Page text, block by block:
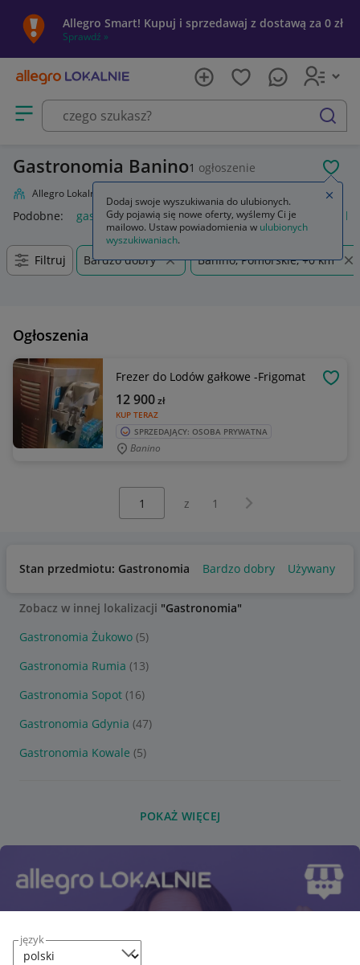
język
Allegro Smart! Kupuj i sprzedawaj z dostawą za 0 zł
Sprawdź »
Otwórz menu z kategoriami
szukaj
Gastronomia Banino1 ogłoszenie
Allegro Lokalnie
Podobne: gastronomia kosz na śmieci gastronomia buty
Filtruj Bardzo dobry Banino, Pomorskie, +0 km
Ogłoszenia
Frezer do Lodów gałkowe -Frigomat
KUP TERAZ
12 900zł
SPRZEDAJĄCY: OSOBA PRYWATNA
Banino
z 1 Następna strona
Stan przedmiotu: Gastronomia Bardzo dobry Używany
Zobacz w innej lokalizacji "Gastronomia"
Gastronomia Żukowo (5)
Gastronomia Rumia (13)
Gastronomia Sopot (16)
Gastronomia Gdynia (47)
Gastronomia Kowale (5)
POKAŻ WIĘCEJ
Dodaj swoje wyszukiwania do ulubionych.
Gdy pojawią się nowe oferty, wyślemy Ci je
mailowo. Ustaw powiadomienia w ulubionych
wyszukiwaniach.